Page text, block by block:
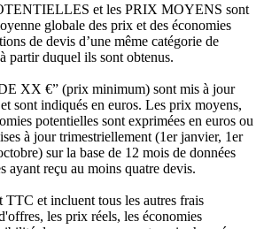
et les PRIX MOYENS sont
globale des prix et des économies
de devis d’une même catégorie de
partir duquel ils sont obtenus.
XX €” (prix minimum) sont mis à jour
sont indiqués en euros. Les prix moyens,
potentielles sont exprimées en euros ou
à jour trimestriellement (1er janvier, 1er
sur la base de 12 mois de données
ayant reçu au moins quatre devis.
TTC et incluent tous les autres frais
les prix réels, les économies